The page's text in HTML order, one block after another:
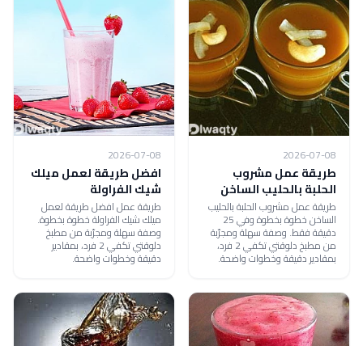
2026-07-08
طريقة عمل مشروب
الحلبة بالحليب الساخن
طريقة عمل مشروب الحلبة بالحليب
الساخن خطوة بخطوة وفي 25
دقيقة فقط. وصفة سهلة ومجرّبة
من مطبخ دلوقتي تكفي 2 فرد،
بمقادير دقيقة وخطوات واضحة.
2026-07-08
افضل طريقة لعمل ميلك
شيك الفراولة
طريقة عمل افضل طريقة لعمل
ميلك شيك الفراولة خطوة بخطوة.
وصفة سهلة ومجرّبة من مطبخ
دلوقتي تكفي 2 فرد، بمقادير
دقيقة وخطوات واضحة.